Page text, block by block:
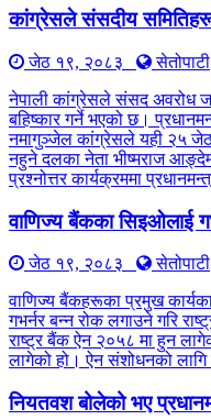
कांग्रेसले संसदीय
जेठ १९, २०८३
सेतोपाटी
नेपाली कांग्रेसले संसद अवरोध
बहिष्कार गर्ने भएको छ।
नमागुञ्जेल कांग्रेसले यही २५
नहुने दलका नेता भीष्मराज
प्रश्नोत्तर कार्यक्रममा
वाणिज्य बैंकका सिइओलाई
जेठ १९, २०८३
सेतोपाटी
वाणिज्य बैंकहरूका प्रमुख
गभर्नर बन्न रोक लगाउने गरि
राष्ट्र बैंक ऐन २०५८ मा हुन
लागेको हो। ऐन संशोधनको लागि
नियतवश बोलेको भए